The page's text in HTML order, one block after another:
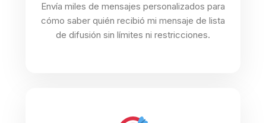
Envía miles de mensajes personalizados para
cómo saber quién recibió mi mensaje de lista
de difusión sin límites ni restricciones.